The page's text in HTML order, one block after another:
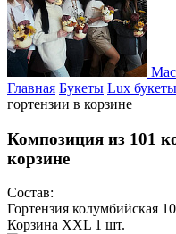
Главная Букеты Lux букеты
гортензии в корзине
Композиция из 101
корзине
Состав:
Гортензия колумбийская
Корзина ХХL 1 шт.